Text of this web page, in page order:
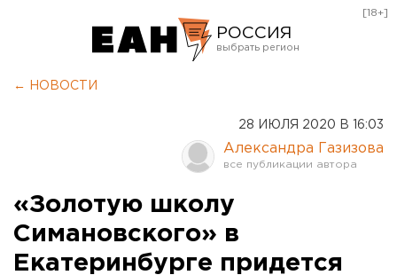
РОССИЯ
Оренбург
[18+]
← НОВОСТИ
28 ИЮЛЯ 2020 В 16:03
Александра Газизова
«Золотую школу
Симановского» в
Екатеринбурге придется